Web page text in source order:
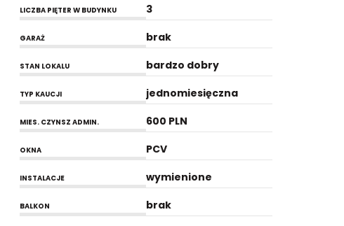
LICZBA PIĘTER W BUDYNKU 3
GARAŻ brak
STAN LOKALU bardzo dobry
TYP KAUCJI jednomiesięczna
MIES. CZYNSZ ADMIN. 600 PLN
OKNA PCV
INSTALACJE wymienione
BALKON brak